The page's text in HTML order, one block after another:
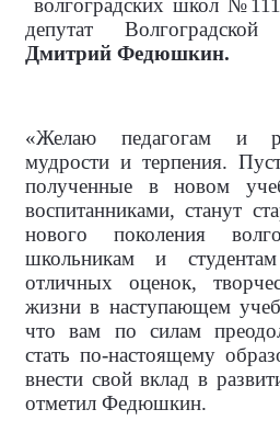
депутат
Дмитрий Федюшкин.
«Желаю педагогам и
мудрости и терпения.
полученные в новом
воспитанниками, станут
нового поколения
школьникам и
отличных оценок,
жизни в наступающем
что вам по силам
стать по-настоящему
внести свой вклад в
отметил Федюшкин.